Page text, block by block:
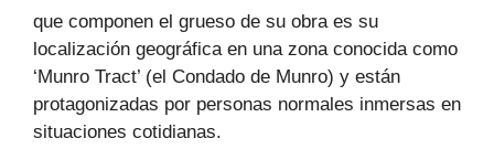
que componen el grueso de su obra es su
localización geográfica en una zona conocida como
‘Munro Tract’ (el Condado de Munro) y están
protagonizadas por personas normales inmersas en
situaciones cotidianas.